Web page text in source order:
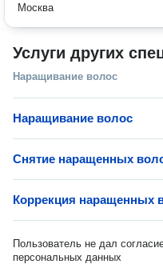
Москва
Услуги других
Наращивание волос
Наращивание волос
Снятие наращенных
Коррекция наращенных
Пользователь не дал
персональных данных